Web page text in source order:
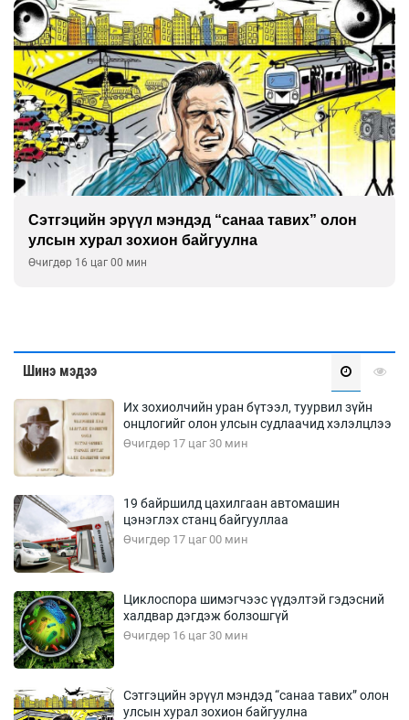
Сэтгэцийн эрүүл мэндэд “санаа тавих” олон
улсын хурал зохион байгуулна
Өчигдөр 16 цаг 00 мин
Шинэ мэдээ
Их зохиолчийн уран бүтээл, туурвил зүйн
онцлогийг олон улсын судлаачид хэлэлцлээ
Өчигдөр 17 цаг 30 мин
19 байршилд цахилгаан автомашин
цэнэглэх станц байгууллаа
Өчигдөр 17 цаг 00 мин
Циклоспора шимэгчээс үүдэлтэй гэдэсний
халдвар дэгдэж болзошгүй
Өчигдөр 16 цаг 30 мин
Сэтгэцийн эрүүл мэндэд “санаа тавих” олон
улсын хурал зохион байгуулна